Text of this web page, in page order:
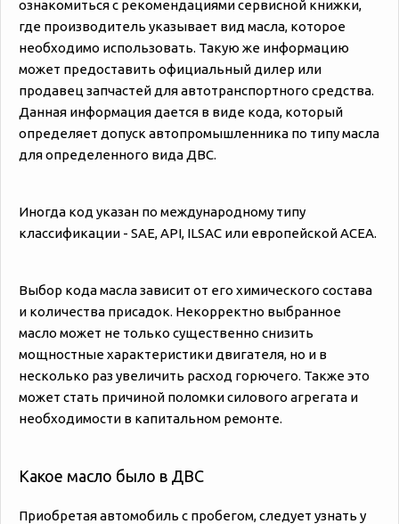
ознакомиться с рекомендациями сервисной книжки,
где производитель указывает вид масла, которое
необходимо использовать. Такую же информацию
может предоставить официальный дилер или
продавец запчастей для автотранспортного средства.
Данная информация дается в виде кода, который
определяет допуск автопромышленника по типу масла
для определенного вида ДВС.
Иногда код указан по международному типу
классификации - SAE, API, ILSAC или европейской ACEA.
Выбор кода масла зависит от его химического состава
и количества присадок. Некорректно выбранное
масло может не только существенно снизить
мощностные характеристики двигателя, но и в
несколько раз увеличить расход горючего. Также это
может стать причиной поломки силового агрегата и
необходимости в капитальном ремонте.
Какое масло было в ДВС
Приобретая автомобиль с пробегом, следует узнать у